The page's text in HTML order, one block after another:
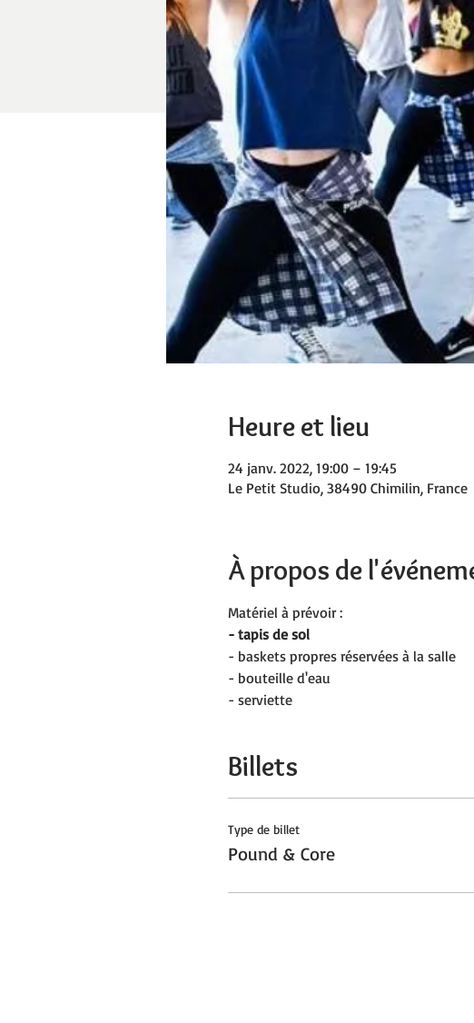
Heure et lieu
24 janv. 2022, 19:00 – 19:45
Le Petit Studio, 38490 Chimilin, France
À propos de
Matériel à prévoir :
- tapis de sol
- baskets propres réservées à la salle
- bouteille d'eau
- serviette
Billets
Type de billet
Pound & Core